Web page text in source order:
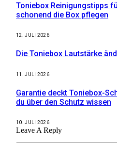
Toniebox Reinigungstipps
schonend die Box pflegen
12. JULI 2026
Die Toniebox Lautstärke
11. JULI 2026
Garantie deckt Toniebox-
du über den Schutz wissen
10. JULI 2026
Leave A Reply